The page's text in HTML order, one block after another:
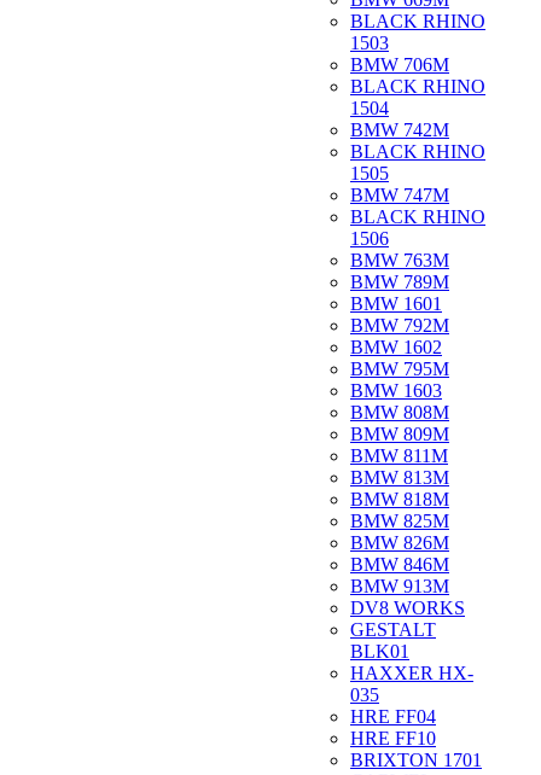
BLACK RHINO
1503
BMW 706M
BLACK RHINO
1504
BMW 742M
BLACK RHINO
1505
BMW 747M
BLACK RHINO
1506
BMW 763M
BMW 789M
BMW 1601
BMW 792M
BMW 1602
BMW 795M
BMW 1603
BMW 808M
BMW 809M
BMW 811M
BMW 813M
BMW 818M
BMW 825M
BMW 826M
BMW 846M
BMW 913M
DV8 WORKS
GESTALT
BLK01
HAXXER HX-
035
HRE FF04
HRE FF10
BRIXTON 1701